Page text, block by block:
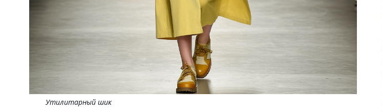
Утилитарный шик